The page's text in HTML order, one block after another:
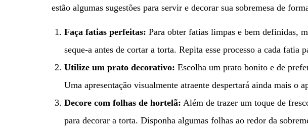
estão algumas sugestões para servir e decorar sua sobremesa de
Faça fatias perfeitas: Para obter fatias limpas e bem definidas,
seque-a antes de cortar a torta. Repita esse processo a cada fatia
Utilize um prato decorativo: Escolha um prato bonito e de
Uma apresentação visualmente atraente despertará ainda mais o
Decore com folhas de hortelã: Além de trazer um toque de
para decorar a torta. Disponha algumas folhas ao redor da